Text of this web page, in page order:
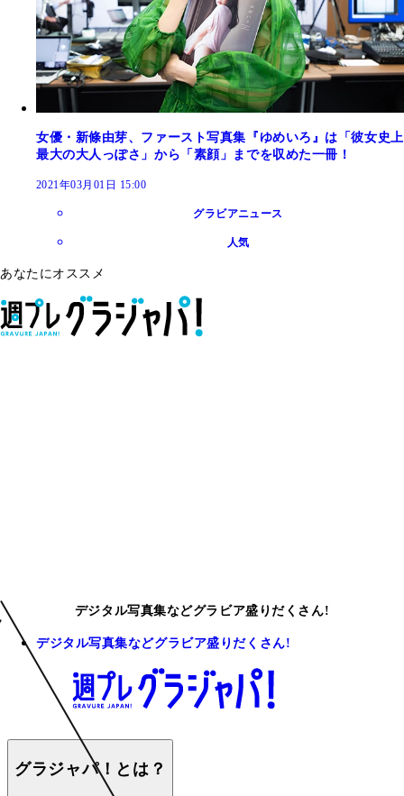
女優・新條由芽、ファースト写真集『ゆめいろ』は「彼女史上
最大の大人っぽさ」から「素顔」までを収めた一冊！
2021年03月01日 15:00
グラビアニュース
人気
あなたにオススメ
デジタル写真集などグラビア盛りだくさん!
デジタル写真集などグラビア盛りだくさん!
グラジャパ！とは？